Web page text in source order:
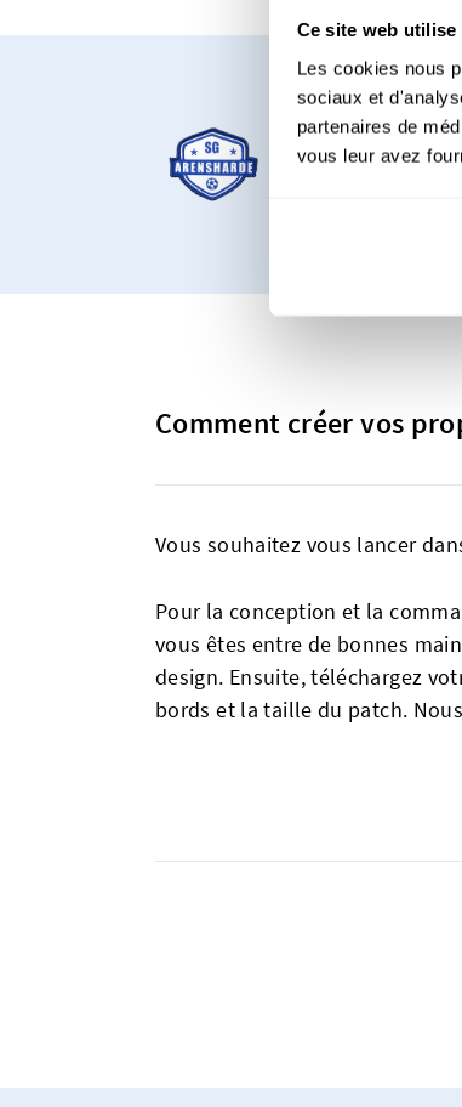
Ce site web utilise
Les cookies nous
sociaux et
partenaires de
vous leur avez
À partir
Notre
Comment créer vos
Vous souhaitez vous lancer
Pour la conception et la
vous êtes entre de bonnes
design. Ensuite, téléchargez
bords et la taille du patch.